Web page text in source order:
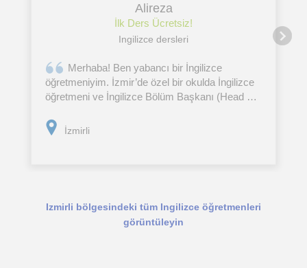
Alireza
İlk Ders Ücretsiz!
Ingilizce dersleri
Merhaba! Ben yabancı bir İngilizce
öğretmeniyim. İzmir’de özel bir okulda İngilizce
öğretmeni ve İngilizce Bölüm Başkanı (Head of
İlkokul, ortaokul ve lise öğrencilerine özel
İzmirli
Izmirli bölgesindeki tüm Ingilizce öğretmenleri
görüntüleyin